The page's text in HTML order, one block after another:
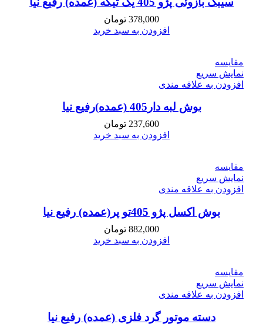
378,000 تومان
افزودن به سبد خرید
مقايسه
نمایش سریع
افزودن به علاقه مندی
بوش لبه دار405 (عمده)رفیع نیا
237,600 تومان
افزودن به سبد خرید
مقايسه
نمایش سریع
افزودن به علاقه مندی
بوش اکسل پژو 405تو پر(عمده) رفیع نیا
882,000 تومان
افزودن به سبد خرید
مقايسه
نمایش سریع
افزودن به علاقه مندی
دسته موتور گرد فلزی (عمده) رفیع نیا